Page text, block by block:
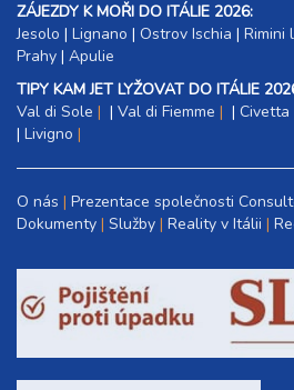
ZÁJEZDY K MOŘI DO ITÁLIE 2026:
Jesolo | Lignano | Ostrov Ischia | Rimini
Prahy | Apulie
TIPY KAM JET LYŽOVAT DO ITÁLIE
Val di Sole
| Val di Fiemme | Civetta
| Livigno
O nás Prezentace společnosti
Dokumenty Služby Reality v Itálii